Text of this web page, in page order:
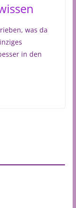
was da
in den